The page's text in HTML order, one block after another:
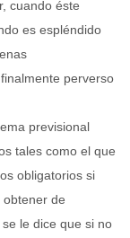
cuando éste
es espléndido
perverso
previsional
tales como el que
obligatorios si
de
le dice que si no